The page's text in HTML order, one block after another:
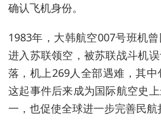
确认飞机身份。
1983年，大韩航空007号班机
进入苏联领空，被苏联战斗机
落，机上269人全部遇难，其中
这起事件后来成为国际航空史
一，也促使全球进一步完善民航